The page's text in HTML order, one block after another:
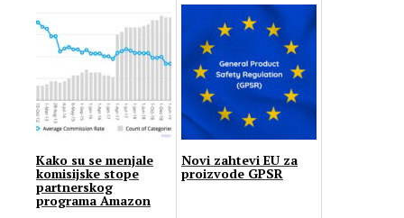
Kako su se menjale
komisijske stope
partnerskog
programa Amazon
Novi zahtevi EU za
proizvode GPSR